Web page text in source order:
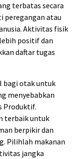
terbatas secara
peregangan atau
Aktivitas fisik
positif dan
daftar tugas
bagi otak untuk
menyebabkan
Produktif.
terbaik untuk
berpikir dan
Pilihlah makanan
jangka